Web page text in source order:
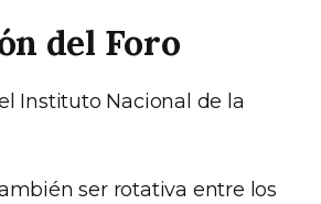
del Foro
Instituto Nacional de la
ser rotativa entre los